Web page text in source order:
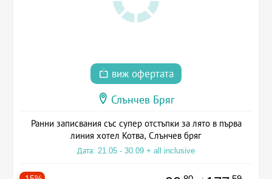
виж офертата
Слънчев Бряг
Ранни записвания със супер отстъпки за лято в първа
линия хотел Котва, Слънчев бряг
Дата: 21.05 - 30.09 + all inclusive